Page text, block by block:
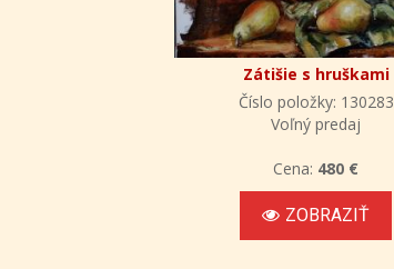
Zátišie s hruškami
Číslo položky: 130283
Voľný predaj
Cena: 480 €
ZOBRAZIŤ